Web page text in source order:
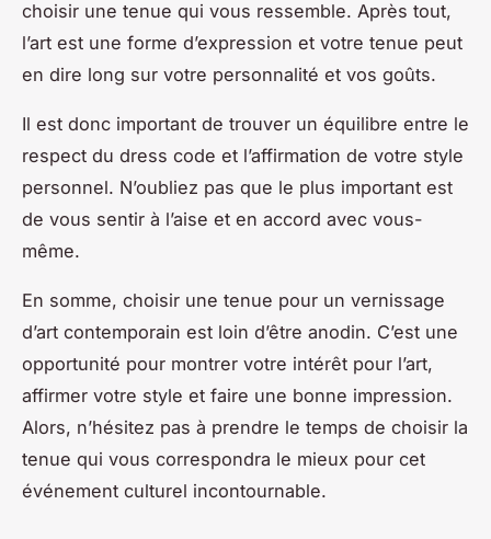
choisir une tenue qui vous ressemble. Après tout,
l’art est une forme d’expression et votre tenue peut
en dire long sur votre personnalité et vos goûts.
Il est donc important de trouver un équilibre entre le
respect du dress code et l’affirmation de votre style
personnel. N’oubliez pas que le plus important est
de vous sentir à l’aise et en accord avec vous-
même.
En somme, choisir une tenue pour un vernissage
d’art contemporain est loin d’être anodin. C’est une
opportunité pour montrer votre intérêt pour l’art,
affirmer votre style et faire une bonne impression.
Alors, n’hésitez pas à prendre le temps de choisir la
tenue qui vous correspondra le mieux pour cet
événement culturel incontournable.